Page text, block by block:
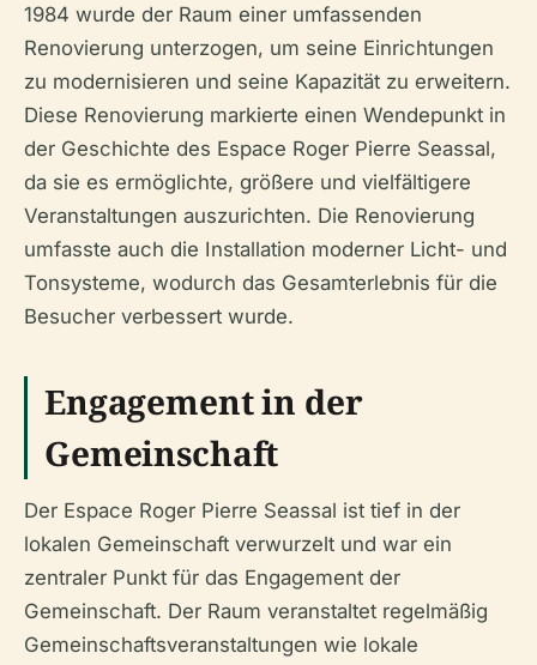
1984 wurde der Raum einer umfassenden
Renovierung unterzogen, um seine Einrichtungen
zu modernisieren und seine Kapazität zu erweitern.
Diese Renovierung markierte einen Wendepunkt in
der Geschichte des Espace Roger Pierre Seassal,
da sie es ermöglichte, größere und vielfältigere
Veranstaltungen auszurichten. Die Renovierung
umfasste auch die Installation moderner Licht- und
Tonsysteme, wodurch das Gesamterlebnis für die
Besucher verbessert wurde.
Engagement in der
Gemeinschaft
Der Espace Roger Pierre Seassal ist tief in der
lokalen Gemeinschaft verwurzelt und war ein
zentraler Punkt für das Engagement der
Gemeinschaft. Der Raum veranstaltet regelmäßig
Gemeinschaftsveranstaltungen wie lokale